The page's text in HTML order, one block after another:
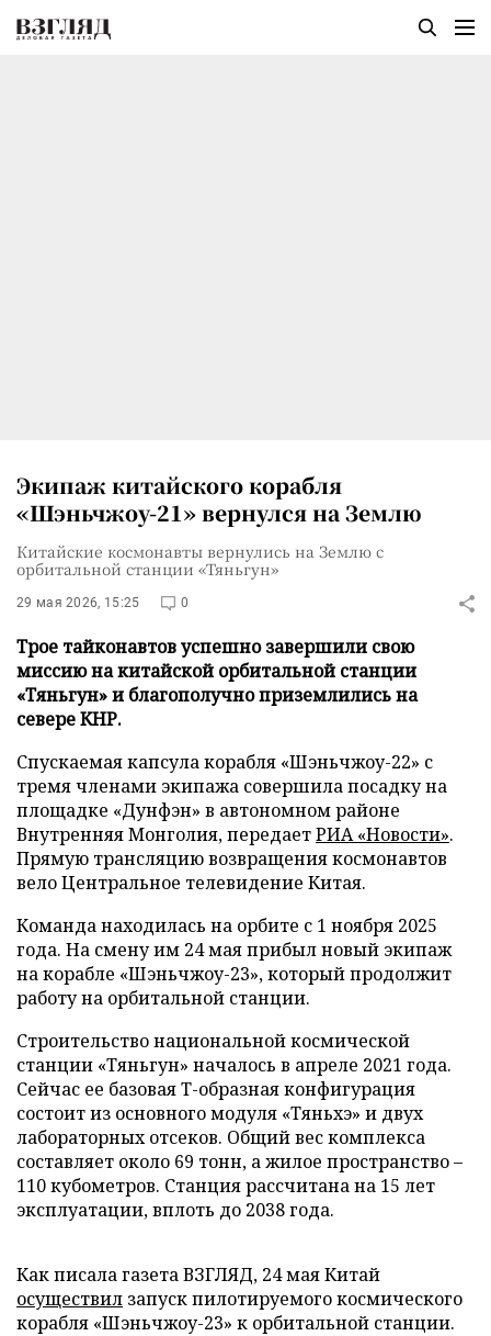
Экипаж китайского корабля
«Шэньчжоу-21» вернулся на Землю
Китайские космонавты вернулись на Землю с
орбитальной станции «Тяньгун»
29 мая 2026, 15:25 0
Трое тайконавтов успешно завершили свою
миссию на китайской орбитальной станции
«Тяньгун» и благополучно приземлились на
севере КНР.
Спускаемая капсула корабля «Шэньчжоу-22» с
тремя членами экипажа совершила посадку на
площадке «Дунфэн» в автономном районе
Внутренняя Монголия, передаетРИА «Новости».
Прямую трансляцию возвращения космонавтов
вело Центральное телевидение Китая.
Команда находилась на орбите с 1 ноября 2025
года. На смену им 24 мая прибыл новый экипаж
на корабле «Шэньчжоу-23», который продолжит
работу на орбитальной станции.
Строительство национальной космической
станции «Тяньгун» началось в апреле 2021 года.
Сейчас ее базовая Т-образная конфигурация
состоит из основного модуля «Тяньхэ» и двух
лабораторных отсеков. Общий вес комплекса
составляет около 69 тонн, а жилое пространство –
110 кубометров. Станция рассчитана на 15 лет
эксплуатации, вплоть до 2038 года.
Как писала газета ВЗГЛЯД, 24 мая Китай
осуществил запуск пилотируемого космического
корабля «Шэньчжоу-23» к орбитальной станции.